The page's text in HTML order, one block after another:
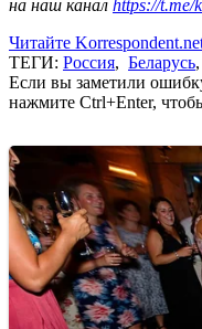
на наш канал https://t.me/
Читайте
ТЕГИ: Россия, Беларусь,
Если вы заметили
нажмите Ctrl+Enter,